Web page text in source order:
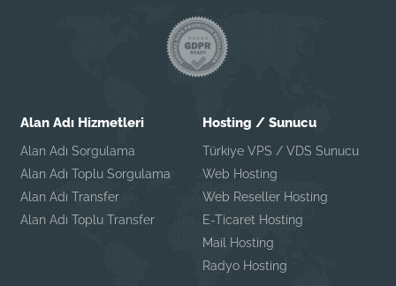
Alan Adı Hizmetleri
Alan Adı Sorgulama
Alan Adı Toplu Sorgulama
Alan Adı Transfer
Alan Adı Toplu Transfer
Hosting / Sunucu
Türkiye VPS / VDS Sunucu
Web Hosting
Web Reseller Hosting
E-Ticaret Hosting
Mail Hosting
Radyo Hosting